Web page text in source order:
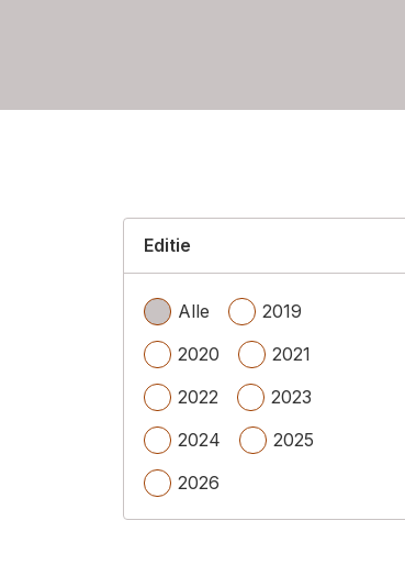
Editie
Alle
2019
2020
2021
2022
2023
2024
2025
2026